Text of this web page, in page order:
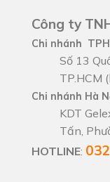
Công ty
Chi nhánh
Số 13
TP.HCM
Chi nhánh Hà
KDT
Tấn,
HOTLINE: